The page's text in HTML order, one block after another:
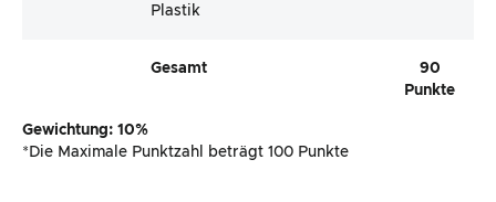
Plastik
Gesamt
90
Punkte
Gewichtung: 10%
*Die Maximale Punktzahl beträgt 100 Punkte